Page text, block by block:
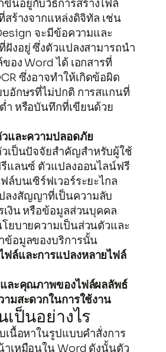
นอยู่กับวิธีการสร้างไฟล์
สร้างจากแหล่งดิจิทัล เช่น
จะมีข้อความและ
ฝังอยู่ ซึ่งตัวแปลงสามารถนำ
อง Word ได้ เอกสารที่
ซึ่งอาจทำให้เกิดข้อผิด
อักษรที่ไม่ปกติ การสแกนที่
ำ หรือบันทึกที่เขียนด้วย
และความปลอดภัย
เป็นปัจจัยสำคัญสำหรับผู้ใช้
แลนซ์ ตัวแปลงออนไลน์ฟรี
ล์บนเซิร์ฟเวอร์ระยะไกล
ลงสัญญาที่เป็นความลับ
เงิน หรือข้อมูลส่วนบุคคล
ยบายความเป็นส่วนตัวและ
ข้อมูลของบริการนั้น
ล์และการแปลงหลายไฟล์
ละคุณภาพของไฟล์ผลลัพธ์
ามสะดวกในการใช้งาน
เป็นอย่างไร
เนื้อหาในรูปแบบคำสั่งการ
าเหมือนใน Word ดังนั้นตัว